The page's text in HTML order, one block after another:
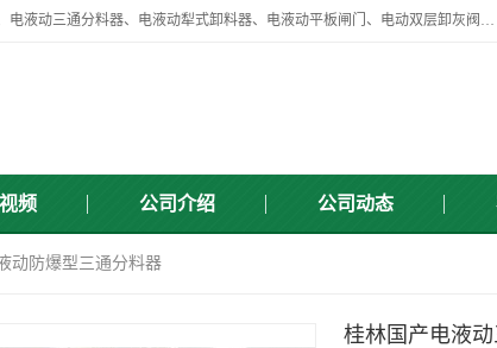
扬州中悦机械有限公司目前主要产品有：全自动液压纠偏器、液压拉紧、电液动三通分料器、电液动犁式卸料器、电液动平板闸门、电动双层卸灰阀、标准件、紧固件、液压泵站、新型电液推杆、皮带全自动液压调正器等，以及除尘通风类百余种产品系列。产品广泛适用于矿山、电力、煤矿、冶金、交通、化工、水利等行业。
频 公司介绍 公司动态
动防爆型三通分料器
桂林国产电液